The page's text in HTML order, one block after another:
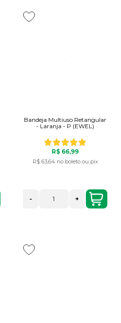
Bandeja Multiuso Retangular
- Laranja - P (EWEL)
R$ 66,99
R$ 63,64 no boleto ou pix
- +